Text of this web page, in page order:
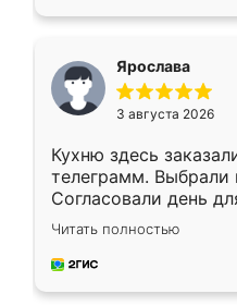
Ярослава
3 августа 2026
Кухню здесь
телеграмм.
Согласовали день
недели кухня была
довольны работой.
мебель за
Читать полностью